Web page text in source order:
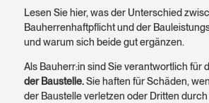
Lesen Sie hier, was der Unterschied
Bauherrenhaftpflicht und der
und warum sich beide gut ergänzen.
Als Bauherr:in sind Sie verant­wort­lich für
der Baustelle.Sie haften für Schäden,
der Baustelle verletzen oder Dritten